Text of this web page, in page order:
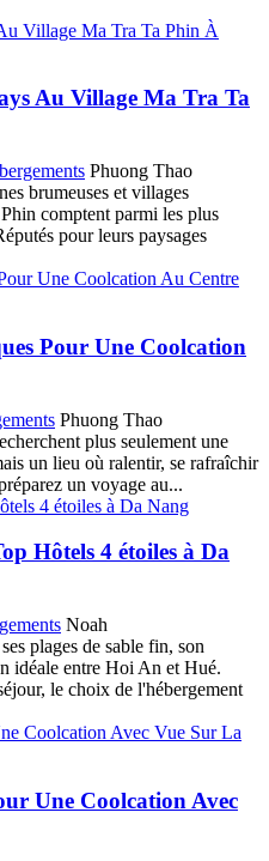
Au Village Ma Tra Ta
Phuong Thao
brumeuses et villages
comptent parmi les plus
pour leurs paysages
Pour Une Coolcation
Phuong Thao
plus seulement une
un lieu où ralentir,‎ se rafraîchir
un voyage au...
Hôtels 4 étoiles à Da
Noah
plages de sable fin, son
idéale entre Hoi An et Hué.
le choix de l'hébergement
Une Coolcation Avec